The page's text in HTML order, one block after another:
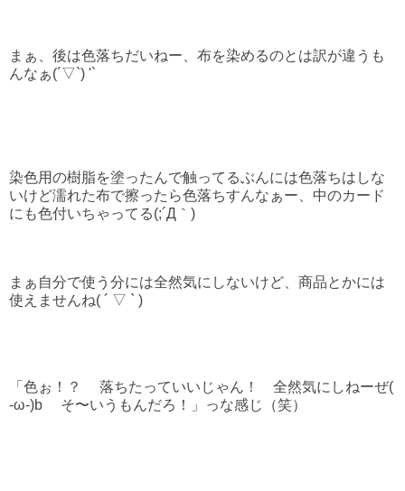
まぁ、後は色落ちだいねー、布を染めるのとは訳が違うも
んなぁ(´▽`) '`
染色用の樹脂を塗ったんで触ってるぶんには色落ちはしな
いけど濡れた布で擦ったら色落ちすんなぁー、中のカード
にも色付いちゃってる(;´Д｀)
まぁ自分で使う分には全然気にしないけど、商品とかには
使えませんね( ´ ▽ ` )
「色ぉ！？ 落ちたっていいじゃん！ 全然気にしねーぜ(
‐ω‐)b そ〜いうもんだろ！」っな感じ（笑）